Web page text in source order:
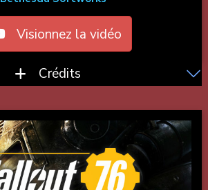
Visionnez la vidéo
Crédits